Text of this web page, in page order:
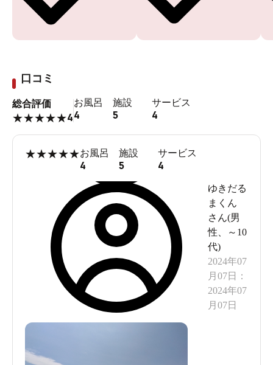
口コミ
総合評価
★★★★★4
お風呂
4
施設
5
サービス
4
★★★★★お風呂
4
施設
5
サービス
4
ゆきだる
まくん
さん(男
性
～10
代)
2024年07
月07日
：
2024年07
月07日